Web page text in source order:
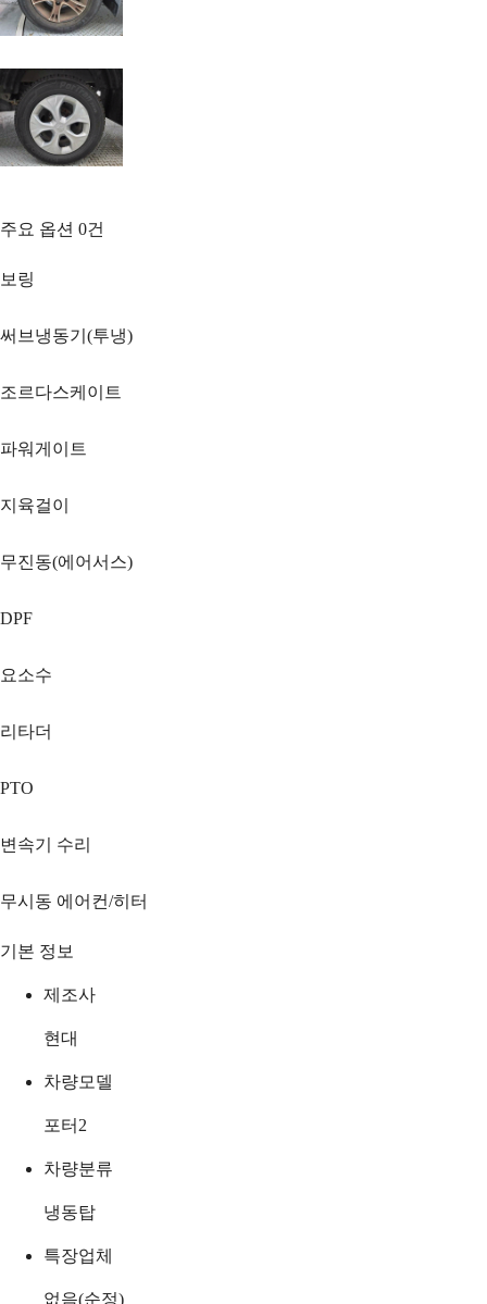
주요 옵션 0건
보링
써브냉동기(투냉)
조르다스케이트
파워게이트
지육걸이
무진동(에어서스)
DPF
요소수
리타더
PTO
변속기 수리
무시동 에어컨/히터
기본 정보
제조사
현대
차량모델
포터2
차량분류
냉동탑
특장업체
없음(순정)